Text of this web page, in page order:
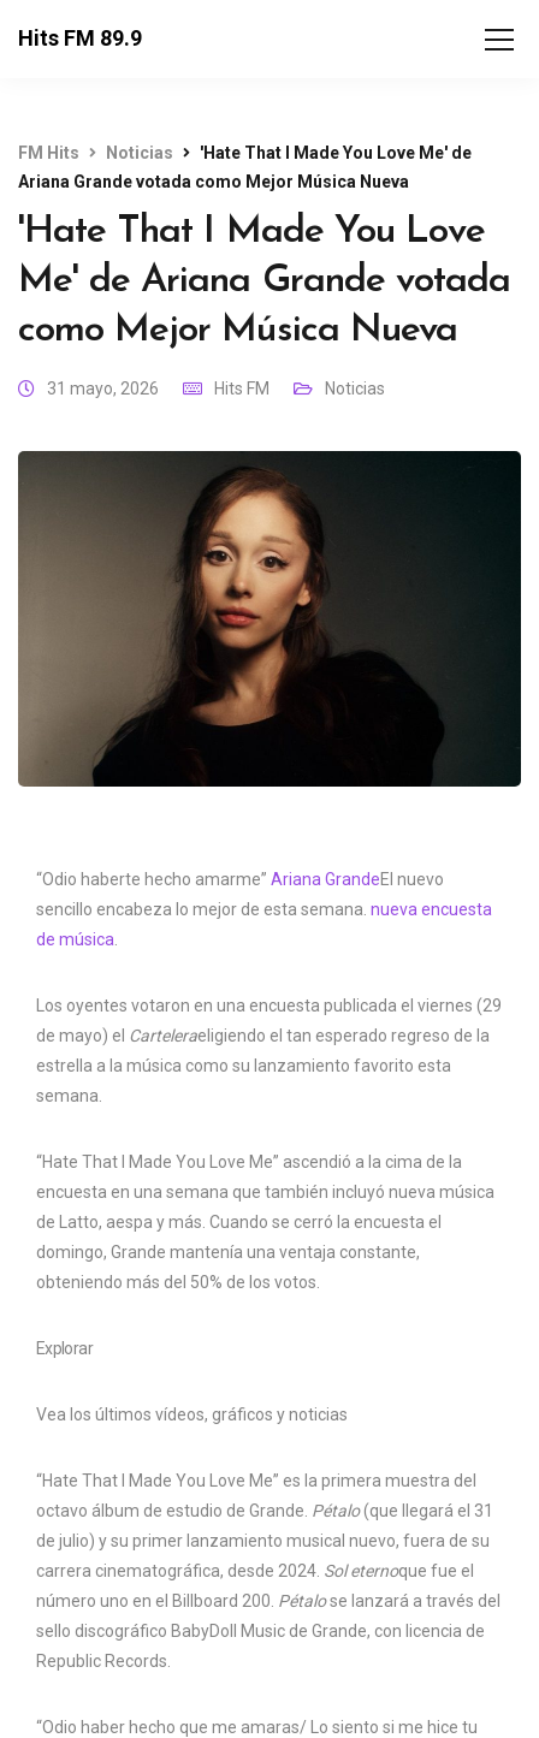
Hits FM 89.9
FM Hits Noticias
'Hate That I Made You Love Me' de
Ariana Grande votada como Mejor Música Nueva
'Hate That I Made You Love
Me' de Ariana Grande votada
como Mejor Música Nueva
31 mayo, 2026 Hits FM Noticias
“Odio haberte hecho amarme” Ariana GrandeEl nuevo
sencillo encabeza lo mejor de esta semana. nueva encuesta
de música
Los oyentes votaron en una encuesta publicada el viernes (29
de mayo) el Carteleraeligiendo el tan esperado regreso de la
estrella a la música como su lanzamiento favorito esta
semana.
“Hate That I Made You Love Me” ascendió a la cima de la
encuesta en una semana que también incluyó nueva música
de Latto, aespa y más. Cuando se cerró la encuesta el
domingo, Grande mantenía una ventaja constante,
obteniendo más del 50% de los votos.
Explorar
Vea los últimos vídeos, gráficos y noticias
“Hate That I Made You Love Me” es la primera muestra del
octavo álbum de estudio de Grande. Pétalo(que llegará el 31
de julio) y su primer lanzamiento musical nuevo, fuera de su
carrera cinematográfica, desde 2024. Sol eternoque fue el
número uno en el Billboard 200. Pétalose lanzará a través del
sello discográfico BabyDoll Music de Grande, con licencia de
Republic Records.
“Odio haber hecho que me amaras/ Lo siento si me hice tu